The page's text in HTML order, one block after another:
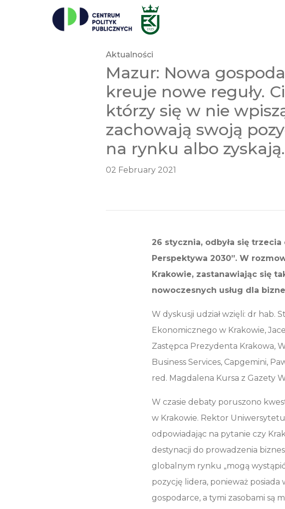
Aktualności
Mazur: Nowa
kreuje nowe reguły.
którzy się w nie
zachowają swoją
na rynku albo zyskają.
02 February 2021
26 stycznia, odbyła się
Perspektywa 2030”. W
Krakowie, zastanawiając się
nowoczesnych usług dla
W dyskusji udział wzięli: dr hab.
Ekonomicznego w Krakowie,
Zastępca Prezydenta Krakowa,
Business Services, Capgemini,
red. Magdalena Kursa z Gazety
W czasie debaty poruszono
w Krakowie. Rektor
odpowiadając na pytanie czy
destynacji do prowadzenia
globalnym rynku „mogą
pozycję lidera, ponieważ
gospodarce, a tymi zasobami są